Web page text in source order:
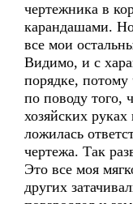
чертежника в
карандашами.
все мои
Видимо, и с
порядке, потому
по поводу того,
хозяйских
ложилась
чертежа. Так
Это все моя
других